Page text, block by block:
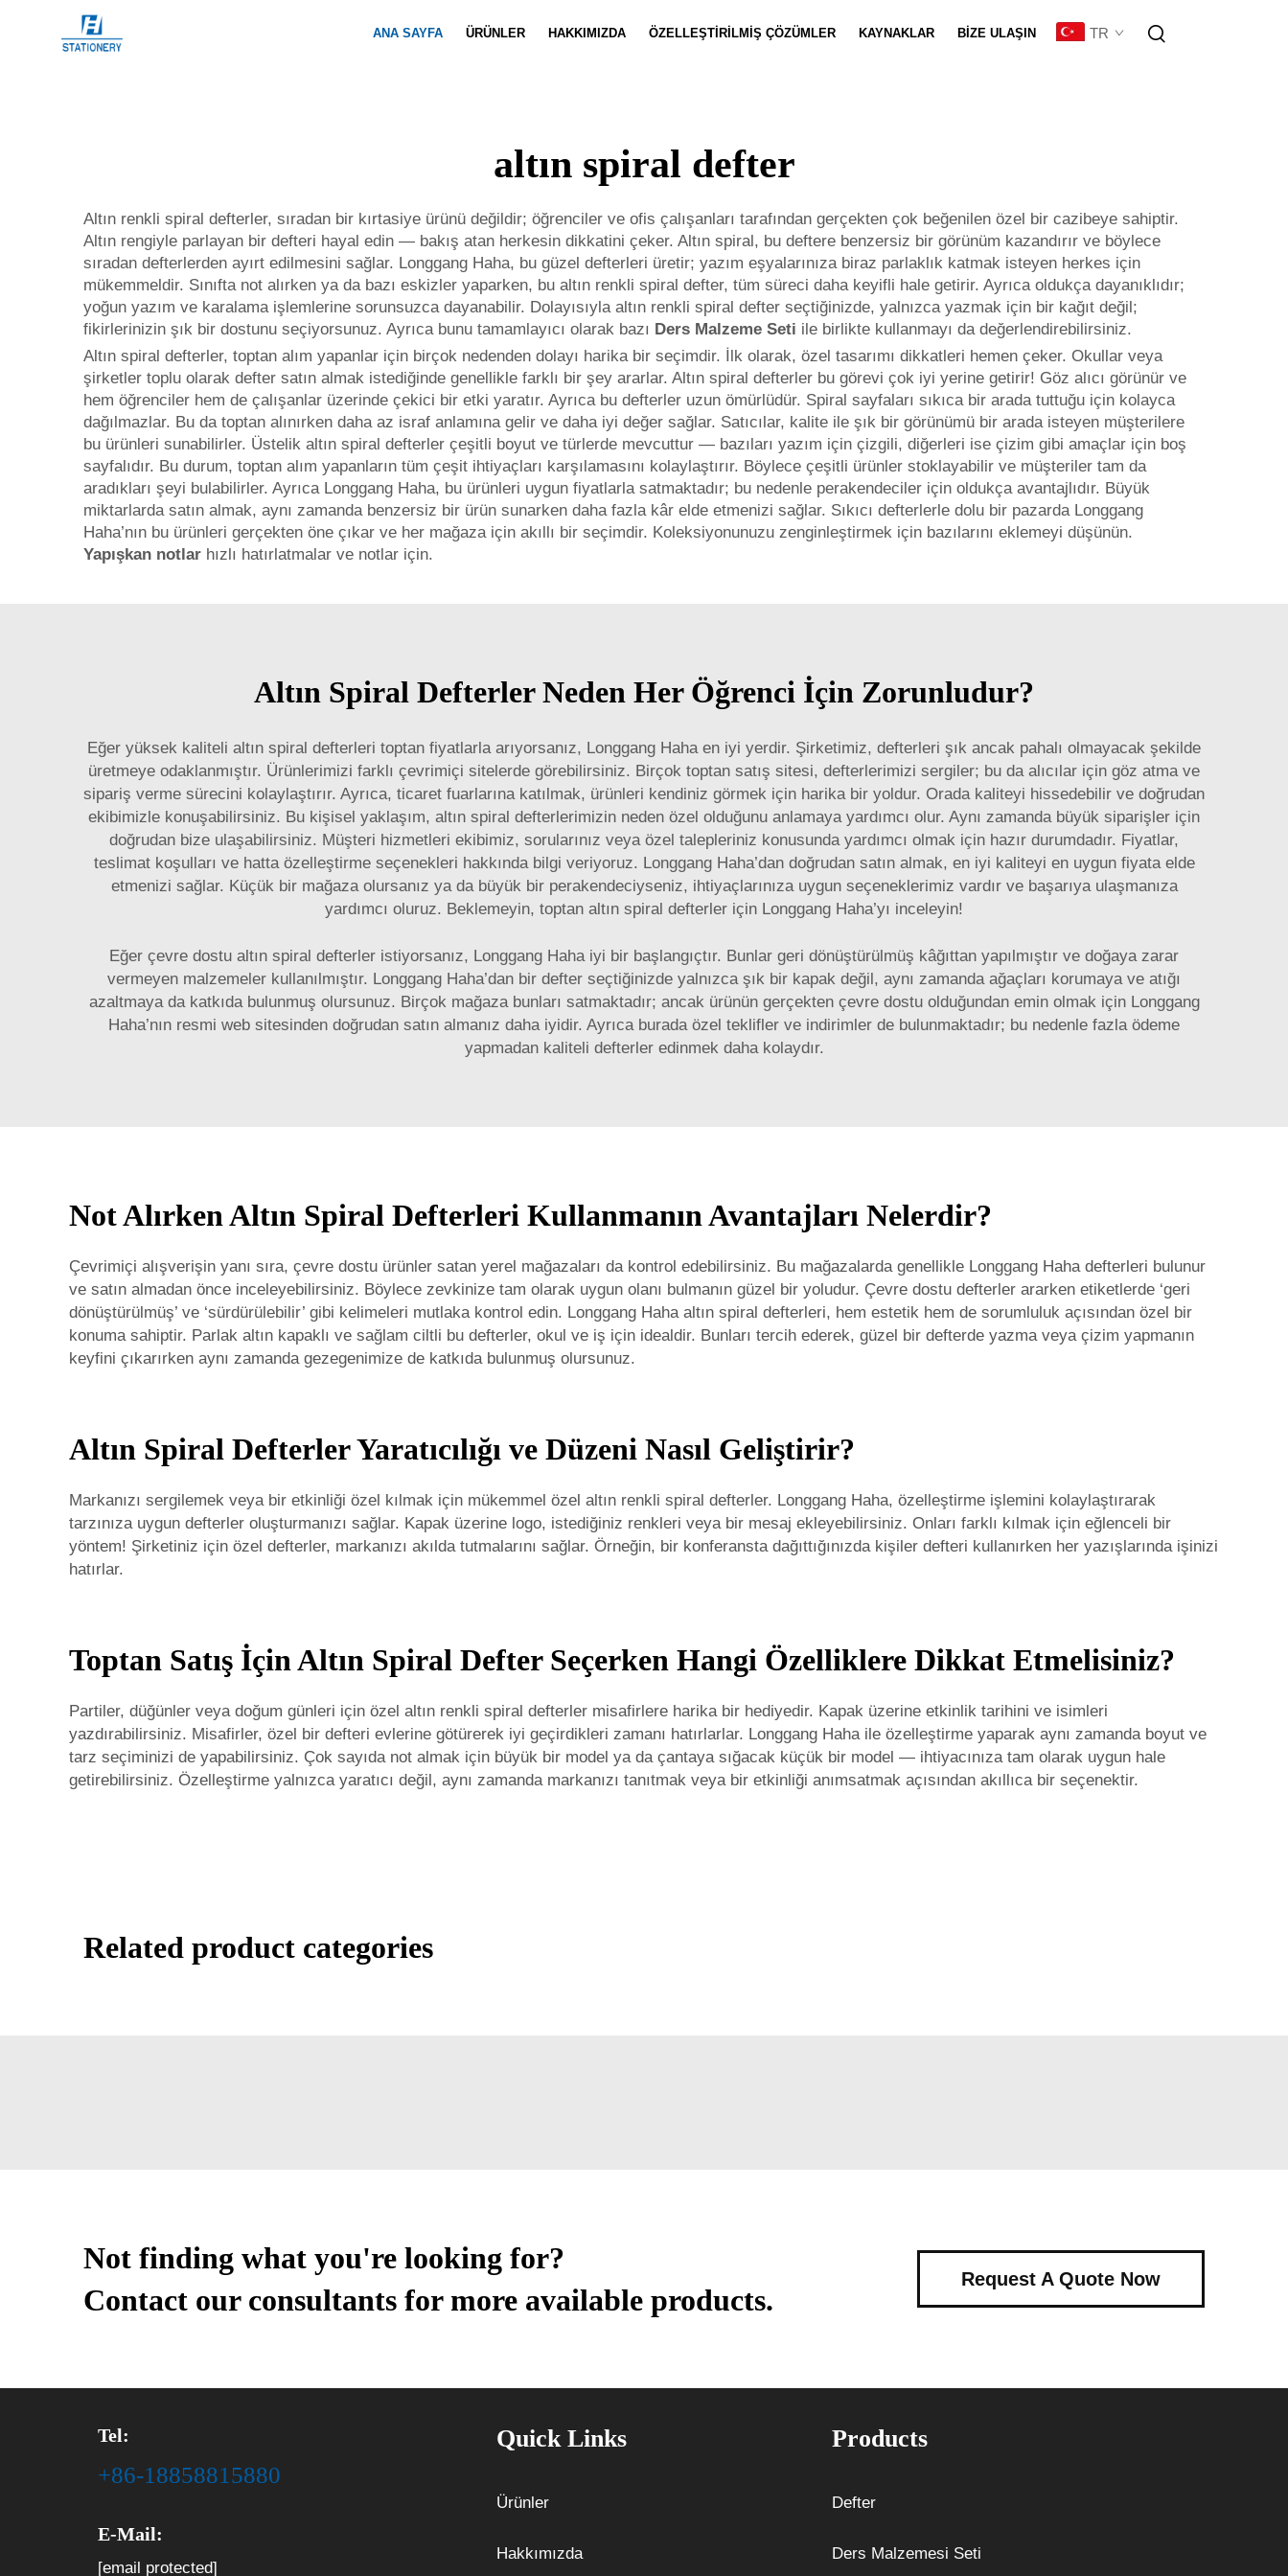
ANA SAYFA ÜRÜNLER HAKKIMIZDA ÖZELLEŞTIRILMIŞ ÇÖZÜMLER KAYNAKLAR BIZE ULAŞIN TR
altın spiral defter
Altın renkli spiral defterler, sıradan bir kırtasiye ürünü değildir; öğrenciler ve ofis çalışanları tarafından gerçekten çok beğenilen özel bir cazibeye sahiptir.
Altın rengiyle parlayan bir defteri hayal edin — bakış atan herkesin dikkatini çeker. Altın spiral, bu deftere benzersiz bir görünüm kazandırır ve böylece
sıradan defterlerden ayırt edilmesini sağlar. Longgang Haha, bu güzel defterleri üretir; yazım eşyalarınıza biraz parlaklık katmak isteyen herkes için
mükemmeldir. Sınıfta not alırken ya da bazı eskizler yaparken, bu altın renkli spiral defter, tüm süreci daha keyifli hale getirir. Ayrıca oldukça dayanıklıdır;
yoğun yazım ve karalama işlemlerine sorunsuzca dayanabilir. Dolayısıyla altın renkli spiral defter seçtiğinizde, yalnızca yazmak için bir kağıt değil;
fikirlerinizin şık bir dostunu seçiyorsunuz. Ayrıca bunu tamamlayıcı olarak bazı Ders Malzeme Seti ile birlikte kullanmayı da değerlendirebilirsiniz.
Altın spiral defterler, toptan alım yapanlar için birçok nedenden dolayı harika bir seçimdir. İlk olarak, özel tasarımı dikkatleri hemen çeker. Okullar veya
şirketler toplu olarak defter satın almak istediğinde genellikle farklı bir şey ararlar. Altın spiral defterler bu görevi çok iyi yerine getirir! Göz alıcı görünür ve
hem öğrenciler hem de çalışanlar üzerinde çekici bir etki yaratır. Ayrıca bu defterler uzun ömürlüdür. Spiral sayfaları sıkıca bir arada tuttuğu için kolayca
dağılmazlar. Bu da toptan alınırken daha az israf anlamına gelir ve daha iyi değer sağlar. Satıcılar, kalite ile şık bir görünümü bir arada isteyen müşterilere
bu ürünleri sunabilirler. Üstelik altın spiral defterler çeşitli boyut ve türlerde mevcuttur — bazıları yazım için çizgili, diğerleri ise çizim gibi amaçlar için boş
sayfalıdır. Bu durum, toptan alım yapanların tüm çeşit ihtiyaçları karşılamasını kolaylaştırır. Böylece çeşitli ürünler stoklayabilir ve müşteriler tam da
aradıkları şeyi bulabilirler. Ayrıca Longgang Haha, bu ürünleri uygun fiyatlarla satmaktadır; bu nedenle perakendeciler için oldukça avantajlıdır. Büyük
miktarlarda satın almak, aynı zamanda benzersiz bir ürün sunarken daha fazla kâr elde etmenizi sağlar. Sıkıcı defterlerle dolu bir pazarda Longgang
Haha’nın bu ürünleri gerçekten öne çıkar ve her mağaza için akıllı bir seçimdir. Koleksiyonunuzu zenginleştirmek için bazılarını eklemeyi düşünün.
Yapışkan notlar hızlı hatırlatmalar ve notlar için.
Altın Spiral Defterler Neden Her Öğrenci İçin Zorunludur?
Eğer yüksek kaliteli altın spiral defterleri toptan fiyatlarla arıyorsanız, Longgang Haha en iyi yerdir. Şirketimiz, defterleri şık ancak pahalı olmayacak şekilde
üretmeye odaklanmıştır. Ürünlerimizi farklı çevrimiçi sitelerde görebilirsiniz. Birçok toptan satış sitesi, defterlerimizi sergiler; bu da alıcılar için göz atma ve
sipariş verme sürecini kolaylaştırır. Ayrıca, ticaret fuarlarına katılmak, ürünleri kendiniz görmek için harika bir yoldur. Orada kaliteyi hissedebilir ve doğrudan
ekibimizle konuşabilirsiniz. Bu kişisel yaklaşım, altın spiral defterlerimizin neden özel olduğunu anlamaya yardımcı olur. Aynı zamanda büyük siparişler için
doğrudan bize ulaşabilirsiniz. Müşteri hizmetleri ekibimiz, sorularınız veya özel talepleriniz konusunda yardımcı olmak için hazır durumdadır. Fiyatlar,
teslimat koşulları ve hatta özelleştirme seçenekleri hakkında bilgi veriyoruz. Longgang Haha’dan doğrudan satın almak, en iyi kaliteyi en uygun fiyata elde
etmenizi sağlar. Küçük bir mağaza olursanız ya da büyük bir perakendeciyseniz, ihtiyaçlarınıza uygun seçeneklerimiz vardır ve başarıya ulaşmanıza
yardımcı oluruz. Beklemeyin, toptan altın spiral defterler için Longgang Haha’yı inceleyin!
Eğer çevre dostu altın spiral defterler istiyorsanız, Longgang Haha iyi bir başlangıçtır. Bunlar geri dönüştürülmüş kâğıttan yapılmıştır ve doğaya zarar
vermeyen malzemeler kullanılmıştır. Longgang Haha’dan bir defter seçtiğinizde yalnızca şık bir kapak değil, aynı zamanda ağaçları korumaya ve atığı
azaltmaya da katkıda bulunmuş olursunuz. Birçok mağaza bunları satmaktadır; ancak ürünün gerçekten çevre dostu olduğundan emin olmak için Longgang
Haha’nın resmi web sitesinden doğrudan satın almanız daha iyidir. Ayrıca burada özel teklifler ve indirimler de bulunmaktadır; bu nedenle fazla ödeme
yapmadan kaliteli defterler edinmek daha kolaydır.
Not Alırken Altın Spiral Defterleri Kullanmanın Avantajları Nelerdir?
Çevrimiçi alışverişin yanı sıra, çevre dostu ürünler satan yerel mağazaları da kontrol edebilirsiniz. Bu mağazalarda genellikle Longgang Haha defterleri bulunur
ve satın almadan önce inceleyebilirsiniz. Böylece zevkinize tam olarak uygun olanı bulmanın güzel bir yoludur. Çevre dostu defterler ararken etiketlerde ‘geri
dönüştürülmüş’ ve ‘sürdürülebilir’ gibi kelimeleri mutlaka kontrol edin. Longgang Haha altın spiral defterleri, hem estetik hem de sorumluluk açısından özel bir
konuma sahiptir. Parlak altın kapaklı ve sağlam ciltli bu defterler, okul ve iş için idealdir. Bunları tercih ederek, güzel bir defterde yazma veya çizim yapmanın
keyfini çıkarırken aynı zamanda gezegenimize de katkıda bulunmuş olursunuz.
Altın Spiral Defterler Yaratıcılığı ve Düzeni Nasıl Geliştirir?
Markanızı sergilemek veya bir etkinliği özel kılmak için mükemmel özel altın renkli spiral defterler. Longgang Haha, özelleştirme işlemini kolaylaştırarak
tarzınıza uygun defterler oluşturmanızı sağlar. Kapak üzerine logo, istediğiniz renkleri veya bir mesaj ekleyebilirsiniz. Onları farklı kılmak için eğlenceli bir
yöntem! Şirketiniz için özel defterler, markanızı akılda tutmalarını sağlar. Örneğin, bir konferansta dağıttığınızda kişiler defteri kullanırken her yazışlarında işinizi
hatırlar.
Toptan Satış İçin Altın Spiral Defter Seçerken Hangi Özelliklere Dikkat Etmelisiniz?
Partiler, düğünler veya doğum günleri için özel altın renkli spiral defterler misafirlere harika bir hediyedir. Kapak üzerine etkinlik tarihini ve isimleri
yazdırabilirsiniz. Misafirler, özel bir defteri evlerine götürerek iyi geçirdikleri zamanı hatırlarlar. Longgang Haha ile özelleştirme yaparak aynı zamanda boyut ve
tarz seçiminizi de yapabilirsiniz. Çok sayıda not almak için büyük bir model ya da çantaya sığacak küçük bir model — ihtiyacınıza tam olarak uygun hale
getirebilirsiniz. Özelleştirme yalnızca yaratıcı değil, aynı zamanda markanızı tanıtmak veya bir etkinliği anımsatmak açısından akıllıca bir seçenektir.
Related product categories
Not finding what you're looking for?
Contact our consultants for more available products.
Request A Quote Now
Tel:
+86-18858815880
E-Mail:
[email protected]
Quick Links
Ürünler
Hakkımızda
Products
Defter
Ders Malzemesi Seti